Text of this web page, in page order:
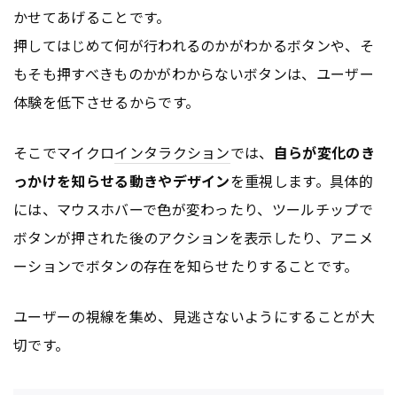
かせてあげることです。
押してはじめて何が行われるのかがわかるボタンや、そ
もそも押すべきものかがわからないボタンは、ユーザー
体験を低下させるからです。
そこでマイクロインタラクションでは、 自らが変化のき
っかけを知らせる動きやデザインを重視します。具体的
には、マウスホバーで色が変わったり、ツールチップで
ボタンが押された後のアクションを表示したり、アニメ
ーションでボタンの存在を知らせたりすることです。
ユーザーの視線を集め、見逃さないようにすることが大
切です。